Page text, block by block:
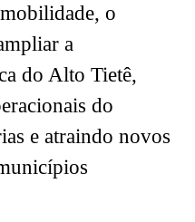
o
a
do Alto Tietê,
do
e atraindo novos